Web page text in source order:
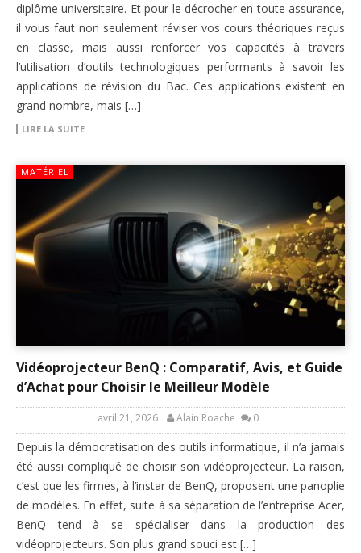
diplôme universitaire. Et pour le décrocher en toute assurance,
il vous faut non seulement réviser vos cours théoriques reçus
en classe, mais aussi renforcer vos capacités à travers
l’utilisation d’outils technologiques performants à savoir les
applications de révision du Bac. Ces applications existent en
grand nombre, mais […]
LIRE LA SUITE
MATÉRIEL
Vidéoprojecteur BenQ : Comparatif, Avis, et Guide
d’Achat pour Choisir le Meilleur Modèle
avril 21, 2026 Alain Roache 0
Depuis la démocratisation des outils informatique, il n’a jamais
été aussi compliqué de choisir son vidéoprojecteur. La raison,
c’est que les firmes, à l’instar de BenQ, proposent une panoplie
de modèles. En effet, suite à sa séparation de l’entreprise Acer,
BenQ tend à se spécialiser dans la production des
vidéoprojecteurs. Son plus grand souci est […]